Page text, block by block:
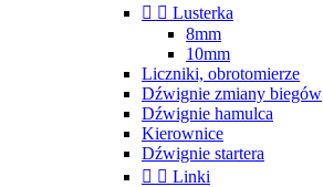
  Lusterka
8mm
10mm
Liczniki, obrotomierze
Dźwignie zmiany biegów
Dźwignie hamulca
Kierownice
Dźwignie startera
  Linki